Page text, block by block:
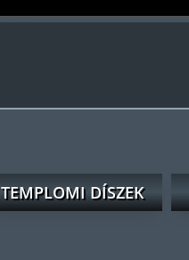
TEMPLOMI DÍSZEK